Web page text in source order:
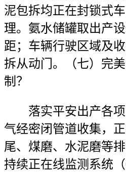
泥包拆均正在封锁式
理。氨水储罐取出产
距；车辆行驶区域及
拆从动门。（七）完
制？
落实平安出产各项
气经密闭管道收集，
尾、煤磨、水泥磨等
持续正在线监测系统（